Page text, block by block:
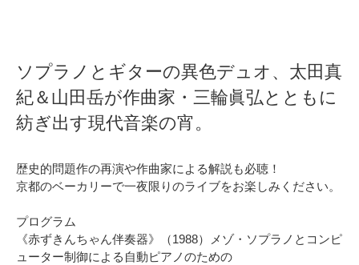
ソプラノとギターの異色デュオ、太田真
紀＆山田岳が作曲家・三輪眞弘とともに
紡ぎ出す現代音楽の宵。
歴史的問題作の再演や作曲家による解説も必聴！
京都のベーカリーで一夜限りのライブをお楽しみください。
プログラム
《赤ずきんちゃん伴奏器》（1988）メゾ・ソプラノとコンピ
ューター制御による自動ピアノのための